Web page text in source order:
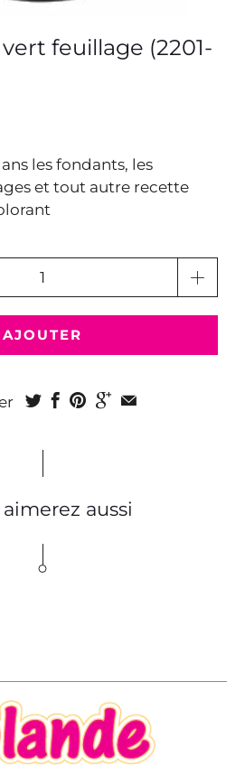
feuillage (2201-
les fondants, les
et tout autre recette
AJOUTER
aussi